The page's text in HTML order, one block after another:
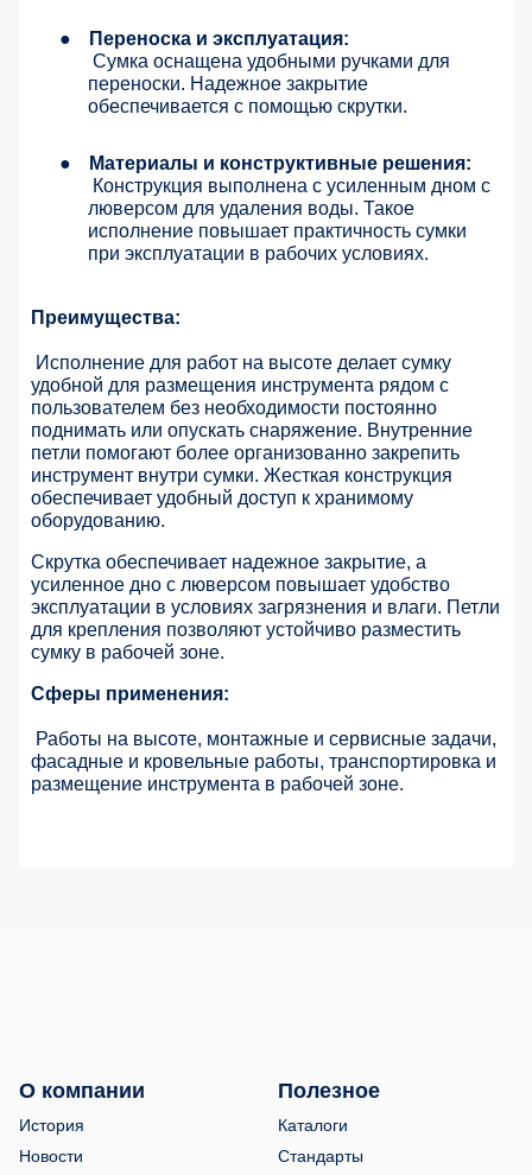
●
Переноска и эксплуатация:
Сумка оснащена удобными ручками для
переноски. Надежное закрытие
обеспечивается с помощью скрутки.
●
Материалы и конструктивные решения:
Конструкция выполнена с усиленным дном с
люверсом для удаления воды. Такое
исполнение повышает практичность сумки
при эксплуатации в рабочих условиях.
Преимущества:
Исполнение для работ на высоте делает сумку
удобной для размещения инструмента рядом с
пользователем без необходимости постоянно
поднимать или опускать снаряжение. Внутренние
петли помогают более организованно закрепить
инструмент внутри сумки. Жесткая конструкция
обеспечивает удобный доступ к хранимому
оборудованию.
Скрутка обеспечивает надежное закрытие, а
усиленное дно с люверсом повышает удобство
эксплуатации в условиях загрязнения и влаги. Петли
для крепления позволяют устойчиво разместить
сумку в рабочей зоне.
Сферы применения:
Работы на высоте, монтажные и сервисные задачи,
фасадные и кровельные работы, транспортировка и
размещение инструмента в рабочей зоне.
О компании
История
Новости
Полезное
Каталоги
Стандарты